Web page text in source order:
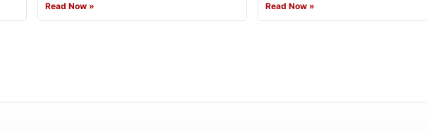
Read Now » Read Now »